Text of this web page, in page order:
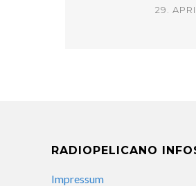
29.
RADIOPELICANO
Impressum